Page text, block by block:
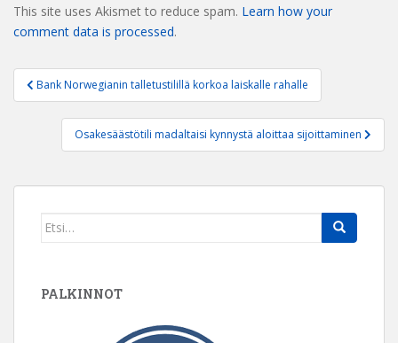
This site uses Akismet to reduce spam. Learn how your
comment data is processed.
Artikkelien
selaus
Bank Norwegianin talletustilillä korkoa laiskalle rahalle
Osakesäästötili madaltaisi kynnystä aloittaa sijoittaminen
Search
PALKINNOT